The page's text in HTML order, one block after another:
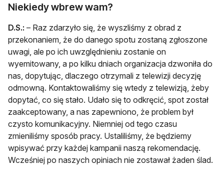
Niekiedy wbrew wam?
D.S.: – Raz zdarzyło się, że wyszliśmy z obrad z
przekonaniem, że do danego spotu zostaną zgłoszone
uwagi, ale po ich uwzględnieniu zostanie on
wyemitowany, a po kilku dniach organizacja dzwoniła do
nas, dopytując, dlaczego otrzymali z telewizji decyzję
odmowną. Kontaktowaliśmy się wtedy z telewizją, żeby
dopytać, co się stało. Udało się to odkręcić, spot został
zaakceptowany, a nas zapewniono, że problem był
czysto komunikacyjny. Niemniej od tego czasu
zmieniliśmy sposób pracy. Ustaliliśmy, że będziemy
wpisywać przy każdej kampanii naszą rekomendację.
Wcześniej po naszych opiniach nie zostawał żaden ślad.